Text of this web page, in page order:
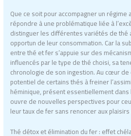
Que ce soit pour accompagner un
répondre à une problématique liée à
distinguer les différentes variétés de thé
opportun de leur consommation. Car la
entre thé et fer s’appuie sur des
influencés par le type de thé choisi, sa
chronologie de son ingestion. Au cœur
potentiel de certains thés à freiner
héminique, présent essentiellement
ouvre de nouvelles perspectives pour
leur taux de fer sans renoncer aux
Thé détox et élimination du fer : effet